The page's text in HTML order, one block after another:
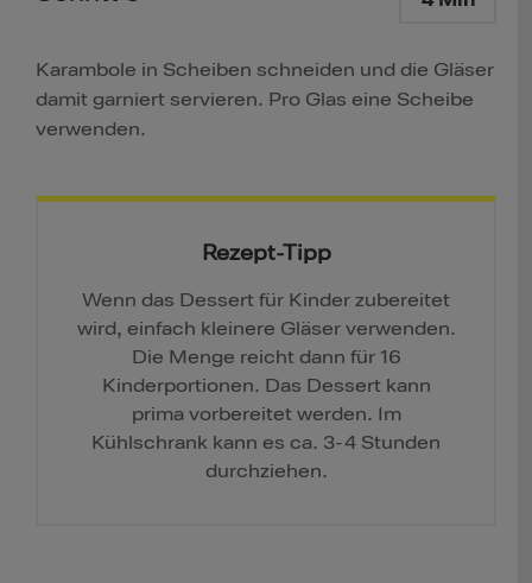
Karambole in Scheiben schneiden und die Gläser
damit garniert servieren. Pro Glas eine Scheibe
verwenden.
Rezept-Tipp
Wenn das Dessert für Kinder zubereitet
wird, einfach kleinere Gläser verwenden.
Die Menge reicht dann für 16
Kinderportionen. Das Dessert kann
prima vorbereitet werden. Im
Kühlschrank kann es ca. 3-4 Stunden
durchziehen.